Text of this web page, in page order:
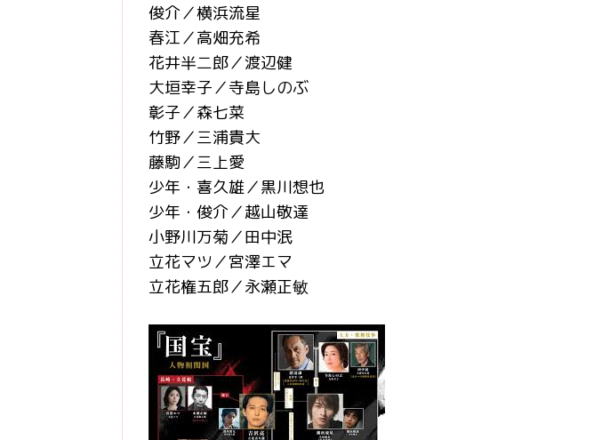
俊介／横浜流星
春江／高畑充希
花井半二郎／渡辺健
大垣幸子／寺島しのぶ
彰子／森七菜
竹野／三浦貴大
藤駒／三上愛
少年・喜久雄／黒川想也
少年・俊介／越山敬達
小野川万菊／田中泯
立花マツ／宮澤エマ
立花権五郎／永瀬正敏